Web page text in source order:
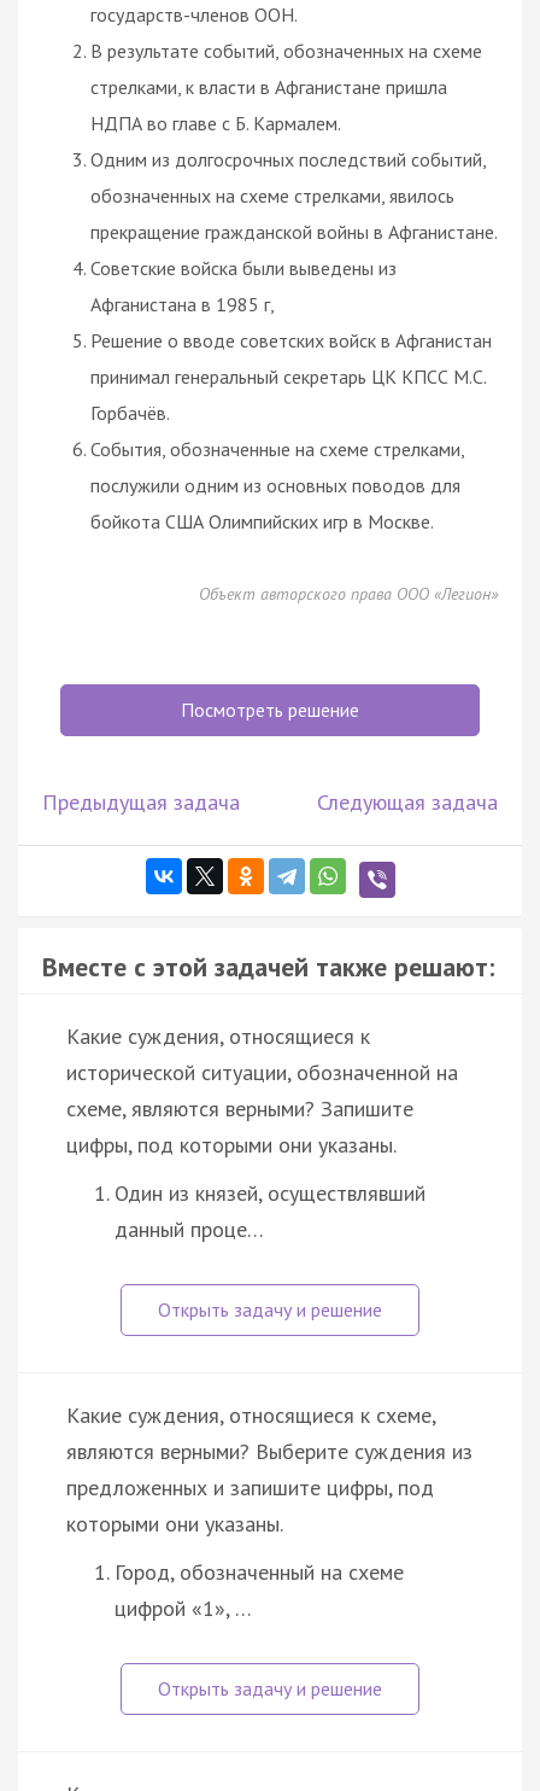
государств-членов ООН.
В результате событий, обозначенных на схеме
стрелками, к власти в Афганистане пришла
НДПА во главе с Б. Кармалем.
Одним из долгосрочных последствий событий,
обозначенных на схеме стрелками, явилось
прекращение гражданской войны в Афганистане.
Советские войска были выведены из
Афганистана в 1985 г,
Решение о вводе советских войск в Афганистан
принимал генеральный секретарь ЦК КПСС М.С.
Горбачёв.
События, обозначенные на схеме стрелками,
послужили одним из основных поводов для
бойкота США Олимпийских игр в Москве.
Объект авторского права ООО «Легион»
Посмотреть решение
Предыдущая задача Следующая задача
Вместе с этой задачей также решают:
Какие суждения, относящиеся к
исторической ситуации, обозначенной на
схеме, являются верными? Запишите
цифры, под которыми они указаны.
Один из князей, осуществлявший
данный проце…
Какие суждения, относящиеся к схеме,
являются верными? Выберите суждения из
предложенных и запишите цифры, под
которыми они указаны.
Город, обозначенный на схеме
цифрой «1», …